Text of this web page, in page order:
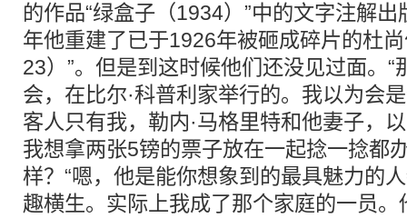
的作品“绿盒子（1934）”中的文字注解
年他重建了已于1926年被砸成碎片的杜
23）”。但是到这时候他们还没见过面。
会，在比尔·科普利家举行的。我以为会
客人只有我，勒内·马格里特和他妻子，
我想拿两张5镑的票子放在一起捻一捻都
样？“嗯，他是能你想象到的最具魅力的
趣横生。实际上我成了那个家庭的一员